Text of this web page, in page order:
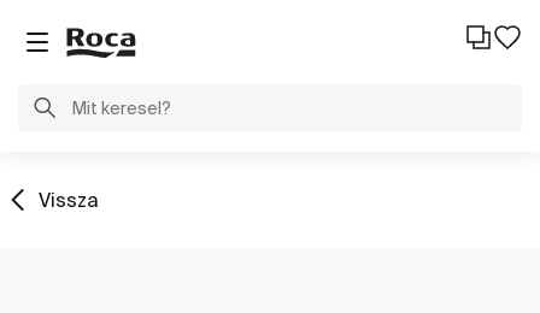
Vissza